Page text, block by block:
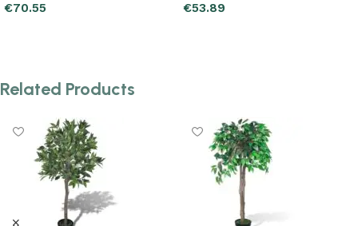
€50.95 €87.21
Related Products